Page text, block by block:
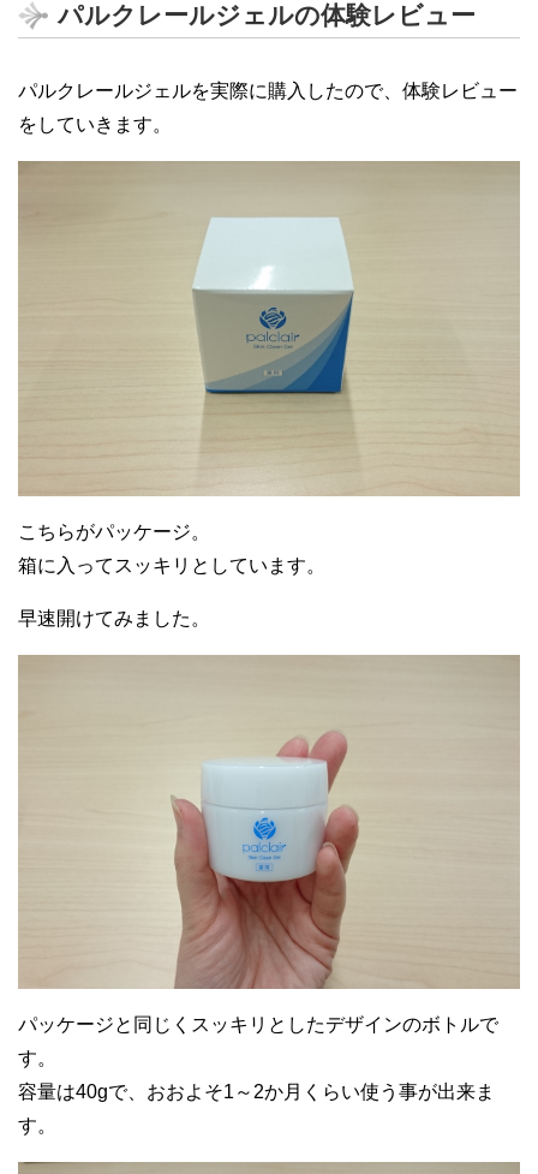
のザラつきが大分少なくなりました
ベタベタせずにしっとりとした使い心地な
出来ます
ストレスが原因なのか繰り返しできていた
顎ニキビの炎症が和らぎました
30代女性
への効果や変化はあまり実感できていませ
30代女性
ができている部分に塗布すると多少はヒリ
ヒリ感があります
サイズが小さくて内容量も少ないため、そ
こまでコスパは良くありません
パルクレールジェルの体験レビュー
パルクレールジェルを実際に購入したので、体験レビュー
をしていきます。
こちらがパッケージ。
箱に入ってスッキリとしています。
早速開けてみました。
パッケージと同じくスッキリとしたデザインのボトルで
す。
容量は40gで、おおよそ1～2か月くらい使う事が出来ま
す。